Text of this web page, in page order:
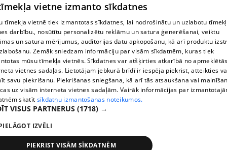
vietne izmanto sīkdatnes
tīmekļa vietnē tiek izmantotas sīkdatnes, lai nodrošinātu un uzlabotu
darbību., nosūtītu personalizētu reklāmu un satura ģenerēšanai, veiktu
un satura mērījumus, auditorijas datu apkopošanu, kā arī produktu
Zemāk sniedzam informāciju par visām sīkdatnēm, kuras tiek
mūsu tīmekļa vietnēs. Sīkdatnes var atšķirties atkarībā no
vietnes sadaļas. Lietotājam jebkurā brīdī ir iespēja piekrist, atteikties
savu piekrišanu. Piekrišanas sniegšana, kā arī tās atsaukšana vai
uz visām interneta vietnes sadaļām. Vairāk informācijas par
skatīt sīkdatņu izmantošanas noteikumos.
VISUS PARTNERUS (1718) →
IZVĒLI
PIEKRIST VISĀM SĪKDATNĒM